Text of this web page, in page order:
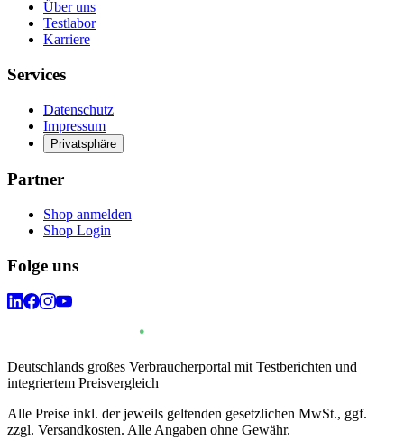
Über uns
Testlabor
Karriere
Services
Datenschutz
Impressum
Privatsphäre
Partner
Shop anmelden
Shop Login
Folge uns
Deutschlands großes Verbraucherportal mit Testberichten und
integriertem Preisvergleich
Alle Preise inkl. der jeweils geltenden gesetzlichen MwSt., ggf.
zzgl. Versandkosten. Alle Angaben ohne Gewähr.